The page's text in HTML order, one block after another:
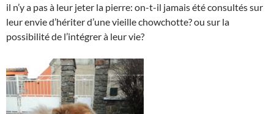
il n’y a pas à leur jeter la pierre: on-t-il jamais été consultés sur
leur envie d’hériter d’une vieille chowchotte? ou sur la
possibilité de l’intégrer à leur vie?